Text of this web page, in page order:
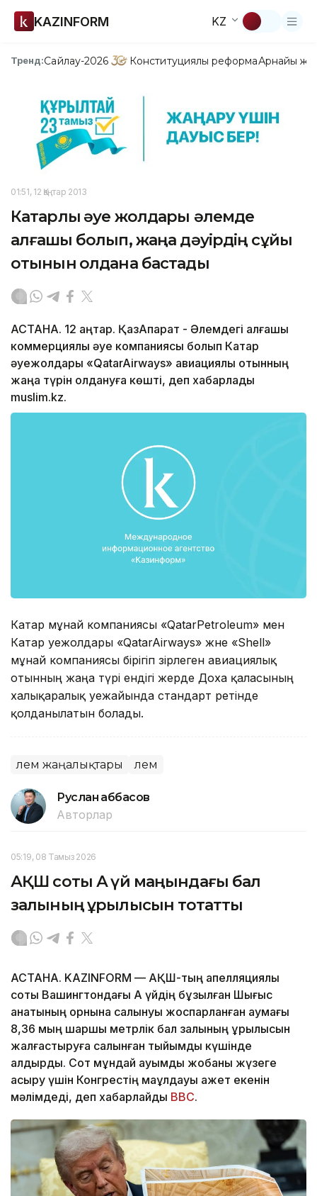
KAZINFORM KZ
Тренд:Сайлау-2026 Конституциялық реформаАрнайы
01:51, 12 Қаңтар 2013
Катарлық әуе жолдары әлемде
алғашқы болып, жаңа дәуірдің сұйық
отынын қолдана бастады
АСТАНА. 12 қаңтар. ҚазАқпарат - Әлемдегі алғашқы
коммерциялық әуе компаниясы болып Катар
әуежолдары «QatarAirways» авиациялық отынның
жаңа түрін қолдануға көшті, деп хабарлады
muslim.kz.
Катар мұнай компаниясы «QatarPetroleum» мен
Катар әуежолдары «QatarAirways» және «Shell»
мұнай компаниясы бірігіп әзірлеген авиациялық
отынның жаңа түрі ендігі жерде Доха қаласының
халықаралық әуежайында стандарт ретінде
қолданылатын болады.
Әлем жаңалықтары Әлем
Руслан Ғаббасов
Авторлар
05:19, 08 Тамыз 2026
АҚШ соты Ақ үй маңындағы бал
залының құрылысын тоқтатты
АСТАНА. KAZINFORM — АҚШ-тың апелляциялық
соты Вашингтондағы Ақ үйдің бұзылған Шығыс
қанатының орнына салынуы жоспарланған аумағы
8,36 мың шаршы метрлік бал залының құрылысын
жалғастыруға салынған тыйымды күшінде
қалдырды. Сот мұндай ауқымды жобаны жүзеге
асыру үшін Конгрестің мақұлдауы қажет екенін
мәлімдеді, деп хабарлайды BBC.